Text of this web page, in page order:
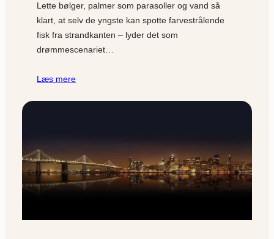
Lette bølger, palmer som parasoller og vand så
klart, at selv de yngste kan spotte farvestrålende
fisk fra strandkanten – lyder det som
drømmescenariet…
Læs mere